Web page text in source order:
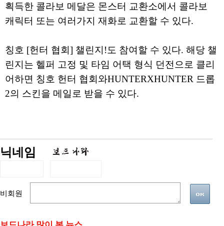
획득한 콜라보 메달은 몬스터 교환소에서 콜라보
캐릭터 또는 여러가지 재화로 교환할 수 있다.
칭호 [헌터 협회] 챌린지!도 참여할 수 있다. 해당 챌
린지는 헬퍼 고정 및 타임 어택 형식 던전으로 클리
어하면 칭호 헌터 협회와HUNTERXHUNTER 드롭
2의 스킨을 메일로 받을 수 있다.
닉네임
비회원